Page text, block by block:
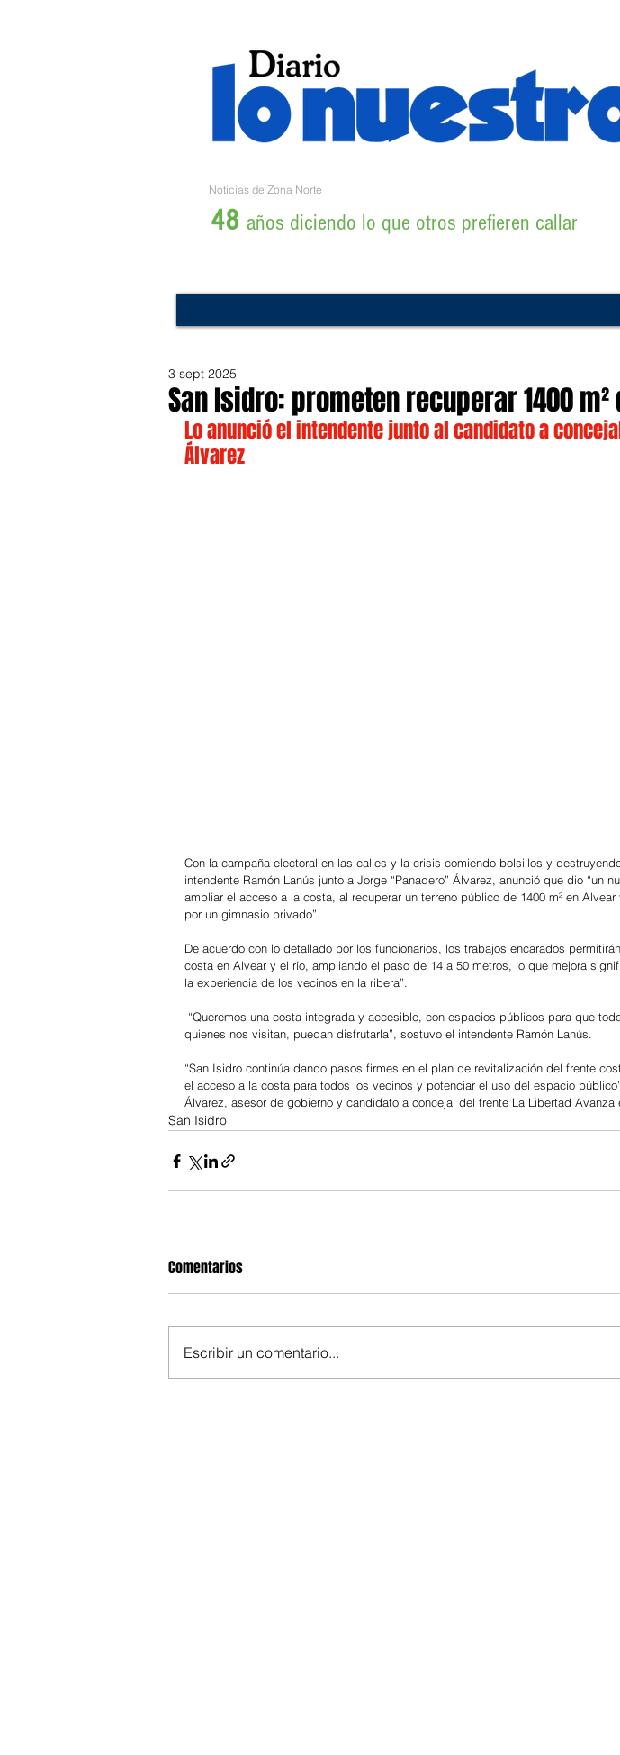
Noticias de Zona Norte
48 años diciendo lo que otros prefieren callar
San Isidro: prometen recuperar 1400
3 sept 2025
Lo anunció el intendente junto al candidato a
Álvarez
Con la campaña electoral en las calles y la crisis comiendo bolsillos y
intendente Ramón Lanús junto a Jorge “Panadero” Álvarez, anunció que dio “un
ampliar el acceso a la costa, al recuperar un terreno público de 1400 m² en
por un gimnasio privado”.
De acuerdo con lo detallado por los funcionarios, los trabajos encarados
costa en Alvear y el río, ampliando el paso de 14 a 50 metros, lo que mejora
la experiencia de los vecinos en la ribera”.
“Queremos una costa integrada y accesible, con espacios públicos para que
quienes nos visitan, puedan disfrutarla”, sostuvo el intendente Ramón Lanús.
“San Isidro continúa dando pasos firmes en el plan de revitalización del frente
el acceso a la costa para todos los vecinos y potenciar el uso del espacio
Álvarez, asesor de gobierno y candidato a concejal del frente La Libertad Avanza
San Isidro
Comentarios
Escribir un comentario...